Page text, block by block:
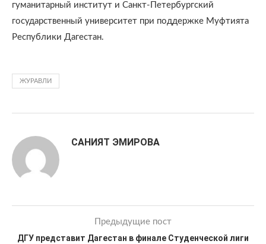
гуманитарный институт и Санкт-Петербургский
государственный университет при поддержке Муфтията
Республики Дагестан.
ЖУРАВЛИ
САНИЯТ ЭМИРОВА
Предыдущие пост
ДГУ представит Дагестан в финале Студенческой лиги